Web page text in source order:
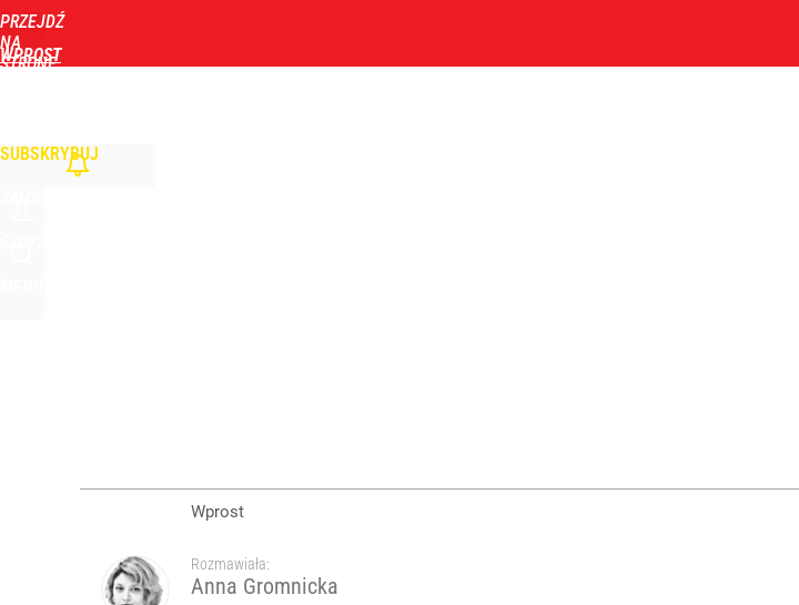
PRZEJDŹ
NA
STRONĘ
WPROST
SUBSKRYBUJ
3
Morawiecki powoła partię. Chce współpracy z Mentzenem. „Jestem otwarty”
Wprost
Rozmawiała:
Anna Gromnicka